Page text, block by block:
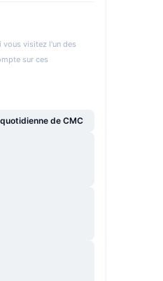
vous visitez l'un des
sur ces
de CMC